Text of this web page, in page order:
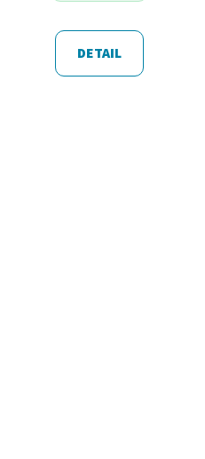
DETAIL